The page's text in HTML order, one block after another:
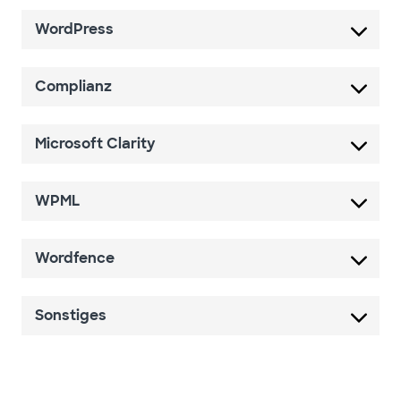
WordPress
Complianz
Microsoft Clarity
WPML
Wordfence
Sonstiges